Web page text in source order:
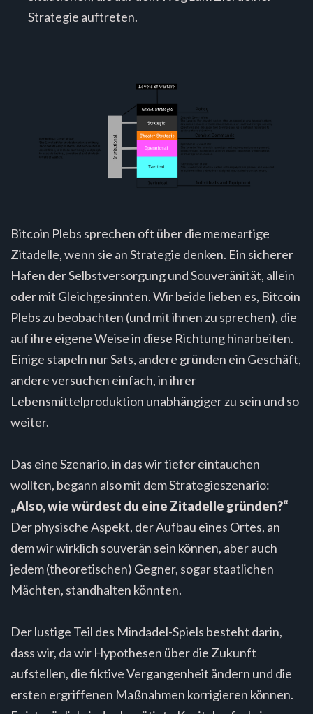
Strategie auftreten.
Bitcoin Plebs sprechen oft über die memeartige
Zitadelle, wenn sie an Strategie denken. Ein sicherer
Hafen der Selbstversorgung und Souveränität, allein
oder mit Gleichgesinnten. Wir beide lieben es, Bitcoin
Plebs zu beobachten (und mit ihnen zu sprechen), die
auf ihre eigene Weise in diese Richtung hinarbeiten.
Einige stapeln nur Sats, andere gründen ein Geschäft,
andere versuchen einfach, in ihrer
Lebensmittelproduktion unabhängiger zu sein und so
weiter.
Das eine Szenario, in das wir tiefer eintauchen
wollten, begann also mit dem Strategieszenario:
„Also, wie würdest du eine Zitadelle gründen?“
Der physische Aspekt, der Aufbau eines Ortes, an
dem wir wirklich souverän sein können, aber auch
jedem (theoretischen) Gegner, sogar staatlichen
Mächten, standhalten könnten.
Der lustige Teil des Mindadel-Spiels besteht darin,
dass wir, da wir Hypothesen über die Zukunft
aufstellen, die fiktive Vergangenheit ändern und die
ersten ergriffenen Maßnahmen korrigieren können.